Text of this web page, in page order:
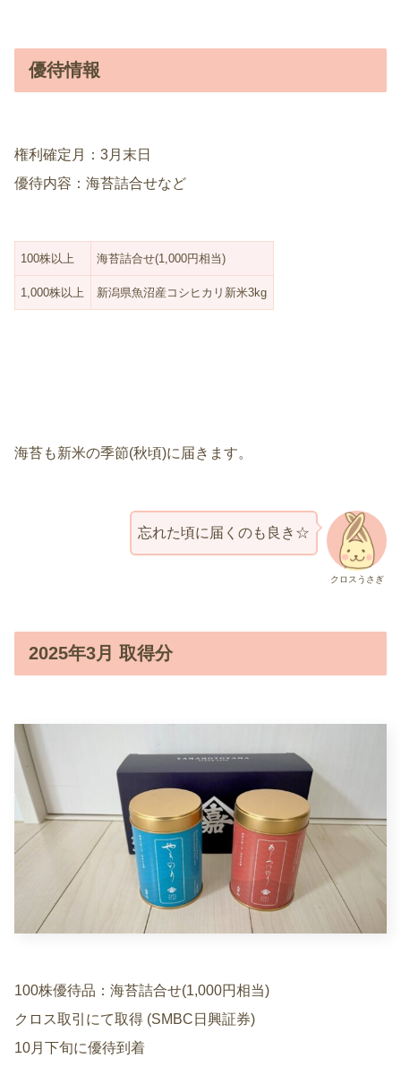
優待情報
権利確定月：3月末日
優待内容：海苔詰合せなど
100株以上 海苔詰合せ(1,000円相当)
1,000株以上 新潟県魚沼産コシヒカリ新米3kg
海苔も新米の季節(秋頃)に届きます。
クロスうさぎ
忘れた頃に届くのも良き☆
2025年3月 取得分
100株優待品：海苔詰合せ(1,000円相当)
クロス取引にて取得 (SMBC日興証券)
10月下旬に優待到着